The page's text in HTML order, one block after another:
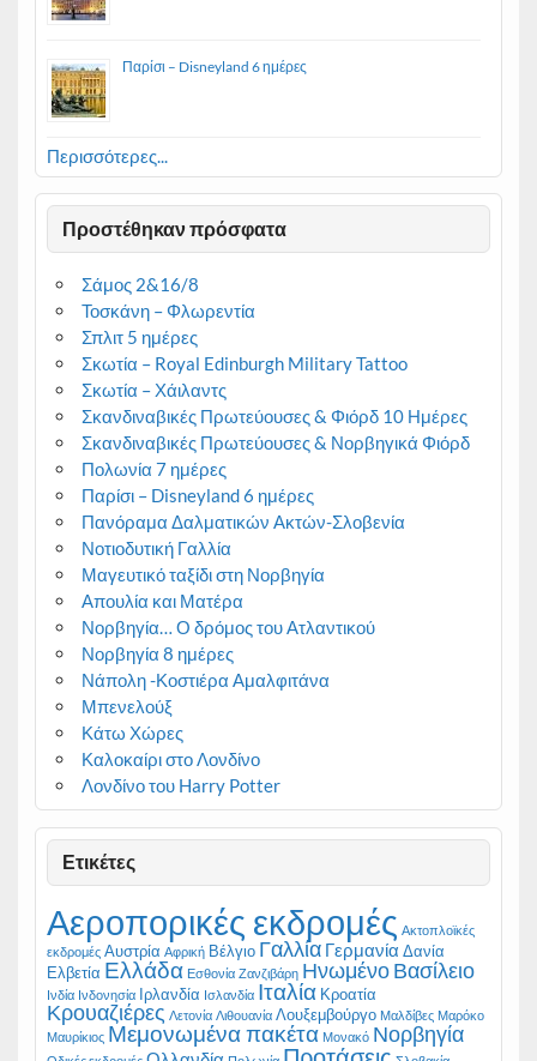
Παρίσι – Disneyland 6 ημέρες
Περισσότερες...
Προστέθηκαν πρόσφατα
Σάμος 2&16/8
Τοσκάνη – Φλωρεντία
Σπλιτ 5 ημέρες
Σκωτία – Royal Edinburgh Military Tattoo
Σκωτία – Χάιλαντς
Σκανδιναβικές Πρωτεύουσες & Φιόρδ 10 Ημέρες
Σκανδιναβικές Πρωτεύουσες & Νορβηγικά Φιόρδ
Πολωνία 7 ημέρες
Παρίσι – Disneyland 6 ημέρες
Πανόραμα Δαλματικών Ακτών-Σλοβενία
Νοτιοδυτική Γαλλία
Μαγευτικό ταξίδι στη Νορβηγία
Απουλία και Ματέρα
Νορβηγία… Ο δρόμος του Ατλαντικού
Νορβηγία 8 ημέρες
Νάπολη -Κοστιέρα Αμαλφιτάνα
Μπενελούξ
Κάτω Χώρες
Καλοκαίρι στο Λονδίνο
Λονδίνο του Harry Potter
Ετικέτες
Αεροπορικές εκδρομές Ακτοπλοϊκές
εκδρομές Αυστρία Αφρική Βέλγιο Γαλλία Γερμανία Δανία
Ελβετία Ελλάδα Εσθονία Ζανζιβάρη Ηνωμένο Βασίλειο
Ινδία Ινδονησία Ιρλανδία Ισλανδία Ιταλία Κροατία
Κρουαζιέρες Λετονία Λιθουανία Λουξεμβούργο Μαλδίβες Μαρόκο
Μαυρίκιος Μεμονωμένα πακέτα Μονακό Νορβηγία